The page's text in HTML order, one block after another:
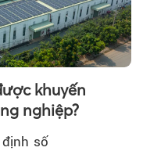
khuyến
nghiệp?
số